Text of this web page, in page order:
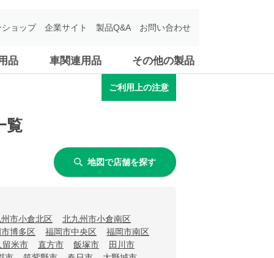
品 車関連用品 その他の製品
ョップ 企業サイト 製品Q&A お問い合わせ
ご利用上の注意
覧
地図で店舗を探す
市小倉北区
北九州市小倉南区
博多区
福岡市中央区
福岡市南区
留米市
直方市 飯塚市
田川市